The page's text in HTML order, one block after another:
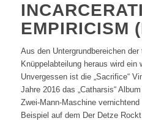
EMPIRICISM
Aus den Untergrundbereichen
Knüppelabteilung heraus wird ein
Unvergessen ist die „Sacrifice“
Jahre 2016 das „Catharsis“
Zwei-Mann-Maschine
Beispiel auf dem Der Detze